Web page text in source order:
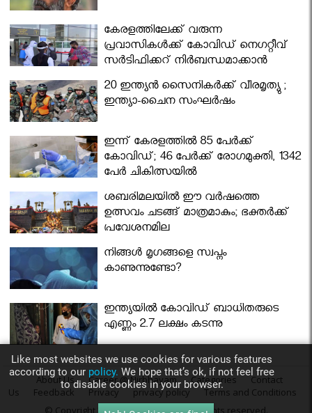
കേരളത്തിലേക്ക് വരുന്ന
പ്രവാസികള്‍ക്ക് കോവിഡ് നെഗറ്റീവ്
സര്‍ട്ടിഫിക്കറ്റ് നിർബന്ധമാക്കാൻ
മന്ത്രിസഭ
20 ഇന്ത്യൻ സൈനികർക്ക് വീരമൃത്യു ;
ഇന്ത്യാ-ചൈന സംഘർഷം
ഇന്ന് കേരളത്തിൽ 85 പേർക്ക്
കോവിഡ്; 46 പേർക്ക് രോഗമുക്തി, 1342
പേർ ചികിത്സയിൽ
ശബരിമലയില്‍ ഈ വർഷത്തെ
ഉത്സവം ചടങ്ങ് മാത്രമാകും; ഭക്തർക്ക്
പ്രവേശനമില്ല
നിങ്ങള്‍ മൃഗങ്ങളെ സ്വപ്നം
കാണുന്നുണ്ടോ?
ഇന്ത്യയിൽ കോവിഡ് ബാധിതരുടെ
എണ്ണം 2.7 ലക്ഷം കടന്നു
About Us Career @ Nirbhayam Categories
Contact
Us
Feedback Privacy privacy policy
Terms and Conditions
© Copyright 2016Nirbhayam.com . All rights reserved.
Like most websites we use cookies for various features
according to our policy. We hope that’s ok, if not feel free
to disable cookies in your browser.